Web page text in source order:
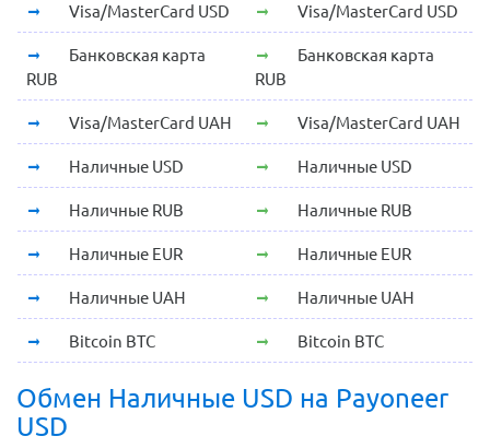
Visa/MasterCard USD Visa/MasterCard USD
Банковская карта
RUB
Банковская карта
RUB
Visa/MasterCard UAH Visa/MasterCard UAH
Наличные USD Наличные USD
Наличные RUB Наличные RUB
Наличные EUR Наличные EUR
Наличные UAH Наличные UAH
Bitcoin BTC Bitcoin BTC
Обмен Наличные USD на Payoneer
USD